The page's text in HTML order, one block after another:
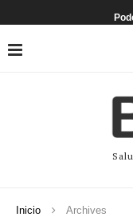
Inicio Archives